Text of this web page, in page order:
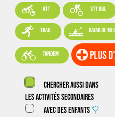
 VTT  VTT BUL
 trail  kayak de
 tandem plus
Chercher aussi dans
les activités secondaires
Avec des enfants